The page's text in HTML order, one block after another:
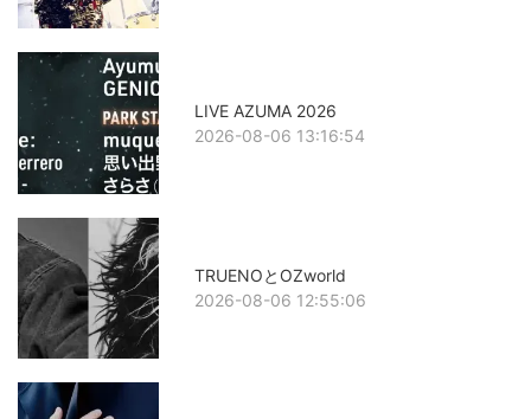
LIVE AZUMA 2026
2026-08-06 13:16:54
TRUENOとOZworld
2026-08-06 12:55:06